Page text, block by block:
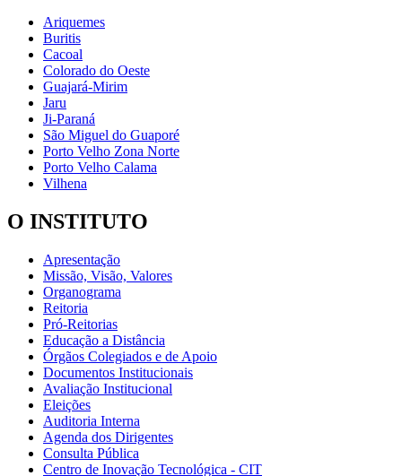
Ariquemes
Buritis
Cacoal
Colorado do Oeste
Guajará-Mirim
Jaru
Ji-Paraná
São Miguel do Guaporé
Porto Velho Zona Norte
Porto Velho Calama
Vilhena
O INSTITUTO
Apresentação
Missão, Visão, Valores
Organograma
Reitoria
Pró-Reitorias
Educação a Distância
Órgãos Colegiados e de Apoio
Documentos Institucionais
Avaliação Institucional
Eleições
Auditoria Interna
Agenda dos Dirigentes
Consulta Pública
Centro de Inovação Tecnológica - CIT